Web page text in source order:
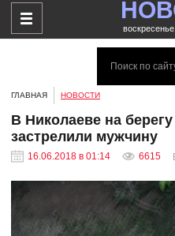
ГЛАВНАЯ НОВОСТИ
В Николаеве на
застрелили мужчину
16.06.2018 в 01:14 6615